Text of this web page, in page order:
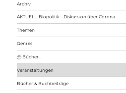
Archiv
AKTUELL: Biopolitik – Diskussion über Corona
Themen
Genres
@ Bücher…
Veranstaltungen
Bücher & Buchbeiträge